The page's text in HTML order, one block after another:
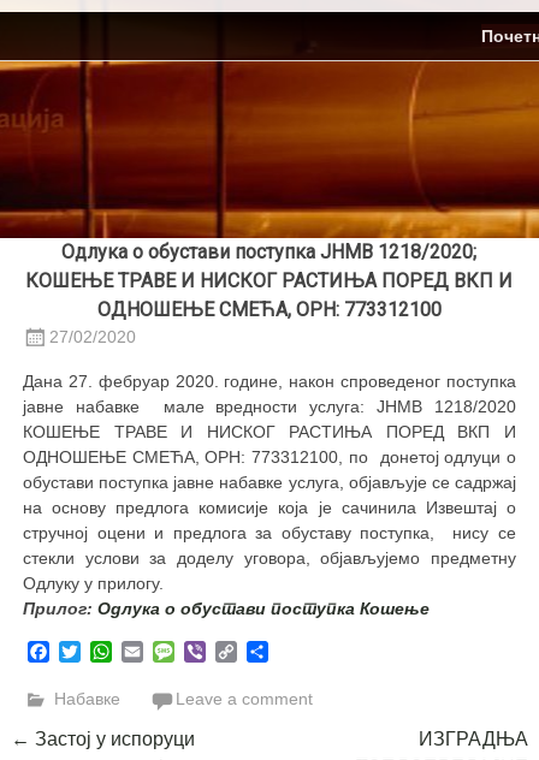
Skip
content
Одлука о обустави поступка ЈНМВ 1218/2020;
КОШЕЊЕ ТРАВЕ И НИСКОГ РАСТИЊА ПОРЕД ВКП И
ОДНОШЕЊЕ СМЕЋА, ОРН: 773312100
27/02/2020
Дана 27. фебруар 2020. године, након спроведеног поступка
јавне набавке мале вредности услуга: ЈНМВ 1218/2020
КОШЕЊЕ ТРАВЕ И НИСКОГ РАСТИЊА ПОРЕД ВКП И
ОДНОШЕЊЕ СМЕЋА, ОРН: 773312100, по донетој одлуци о
обустави поступка јавне набавке услуга, објављује се садржај
на основу предлога комисије која је сачинила Извештај о
стручној оцени и предлога за обуставу поступка, нису се
стекли услови за доделу уговора, објављујемо предметну
Одлуку у прилогу.
Прилог: Одлука о обустави поступка Кошење
Facebook
TwitterWhatsApp
EmailMessage
ViberCopy
Набавке Leave a comment
Post
← Застој у испоруци
ИЗГРАДЊА